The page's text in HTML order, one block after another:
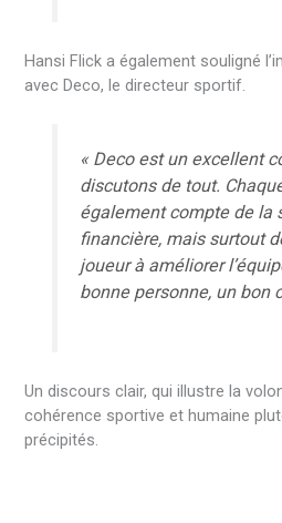
Hansi Flick a également souligné
avec Deco, le directeur sportif.
« Deco est un excellent
discutons de tout.
également compte de la
financière, mais surtout
joueur à améliorer
bonne personne, un bon
Un discours clair, qui illustre la
cohérence sportive et humaine
précipités.